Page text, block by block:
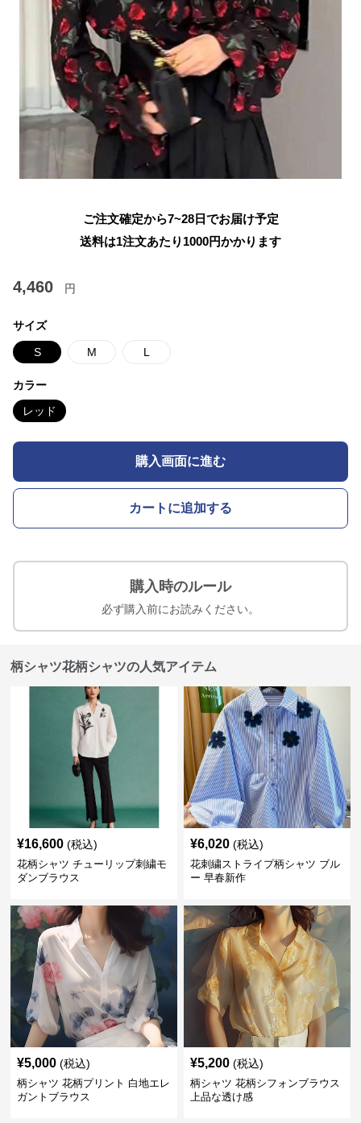
ご注文確定から7~28日でお届け予定
送料は1注文あたり 1000円かかります
4,460 円
サイズ
S M L
カラー
レッド
購入画面に進む
カートに追加する
購入時のルール
必ず購入前にお読みください。
柄シャツ花柄シャツの人気アイテム
¥16,600 (税込)
花柄シャツ チューリップ刺繍モ
ダンブラウス
¥6,020 (税込)
花刺繍ストライプ柄シャツ ブル
ー 早春新作
¥5,000 (税込)
柄シャツ 花柄プリント 白地エレ
ガントブラウス
¥5,200 (税込)
柄シャツ 花柄シフォンブラウス
上品な透け感